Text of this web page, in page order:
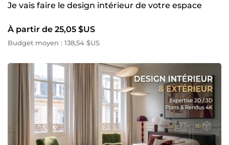
Je vais faire le design intérieur de votre espace
À partir de 25,05 $US
Budget moyen : 138,54 $US